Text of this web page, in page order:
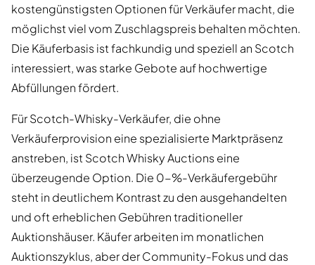
kostengünstigsten Optionen für Verkäufer macht, die
möglichst viel vom Zuschlagspreis behalten möchten.
Die Käuferbasis ist fachkundig und speziell an Scotch
interessiert, was starke Gebote auf hochwertige
Abfüllungen fördert.
Für Scotch-Whisky-Verkäufer, die ohne
Verkäuferprovision eine spezialisierte Marktpräsenz
anstreben, ist Scotch Whisky Auctions eine
überzeugende Option. Die 0-%-Verkäufergebühr
steht in deutlichem Kontrast zu den ausgehandelten
und oft erheblichen Gebühren traditioneller
Auktionshäuser. Käufer arbeiten im monatlichen
Auktionszyklus, aber der Community-Fokus und das